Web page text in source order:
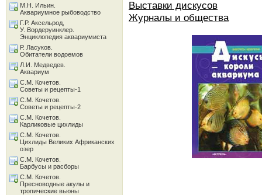
Выставки дискусов
Журналы и общества
М.Н. Ильин.
Аквариумное рыбоводство
Г.Р. Аксельрод,
У. Вордеруинклер.
Энциклопедия аквариумиста
Р. Ласуков.
Обитатели водоемов
Л.И. Медведев.
Аквариум
С.М. Кочетов.
Советы и рецепты-1
С.М. Кочетов.
Советы и рецепты-2
С.М. Кочетов.
Карликовые цихлиды
С.М. Кочетов.
Цихлиды Великих Африканских
озер
С.М. Кочетов.
Барбусы и расборы
С.М. Кочетов.
Пресноводные акулы и
тропические вьюны